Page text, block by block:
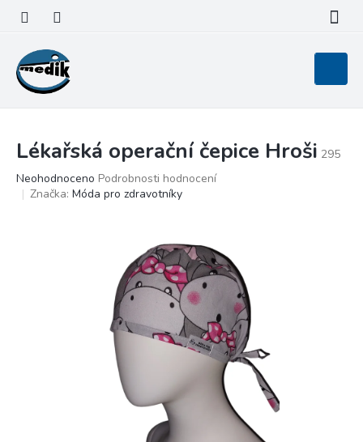
obsah
košík
Lékařská operační čepice Hroši 295
Průměrné
hodnocení
Neohodnoceno Podrobnosti hodnocení
Značka: Móda pro zdravotníky